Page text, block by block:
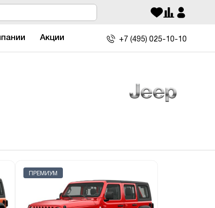
Акции +7 (495) 025-10-10
ПРЕМИУМ